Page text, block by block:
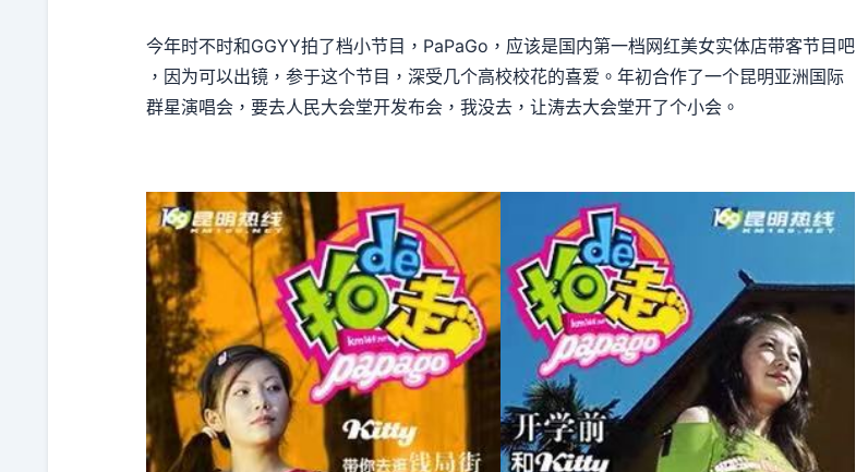
今年时不时和GGYY拍了档小节目，PaPaGo，应该是国内第一档网红美女实体店带客节目吧
，因为可以出镜，参于这个节目，深受几个高校校花的喜爱。年初合作了一个昆明亚洲国际
群星演唱会，要去人民大会堂开发布会，我没去，让涛去大会堂开了个小会。